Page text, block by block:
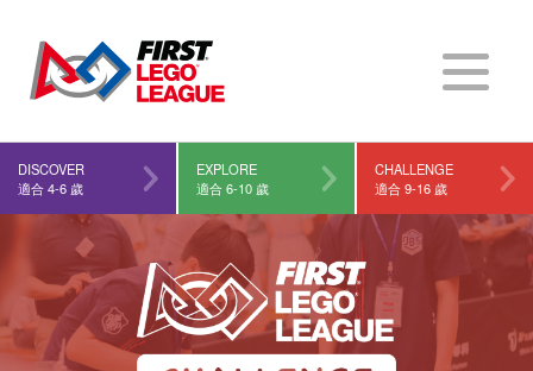
FIRST®
DISCOVER
適合 4-6 歲
EXPLORE
適合 6-10 歲
CHALLENGE
適合 9-16 歲